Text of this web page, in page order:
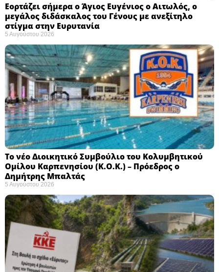
Εορτάζει σήμερα ο Άγιος Ευγένιος ο Αιτωλός, ο
μεγάλος διδάσκαλος του Γένους με ανεξίτηλο
στίγμα στην Ευρυτανία
5 Αυγούστου 2026
Το νέο Διοικητικό Συμβούλιο του Κολυμβητικού
Ομίλου Καρπενησίου (Κ.Ο.Κ.) – Πρόεδρος ο
Δημήτρης Μπαλτάς
5 Αυγούστου 2026